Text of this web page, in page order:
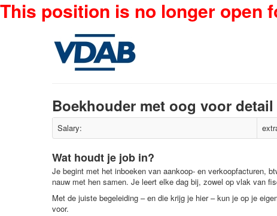
This position is no longer open
Boekhouder met oog voor
Salary:
Wat houdt je job in?
Je begint met het inboeken van aankoop- en verkoopfacturen,
nauw met hen samen. Je leert elke dag bij, zowel op vlak van
Met de juiste begeleiding – en die krijg je hier – kun je op je
voor.